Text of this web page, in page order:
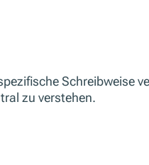
Schreibweise
zu verstehen.